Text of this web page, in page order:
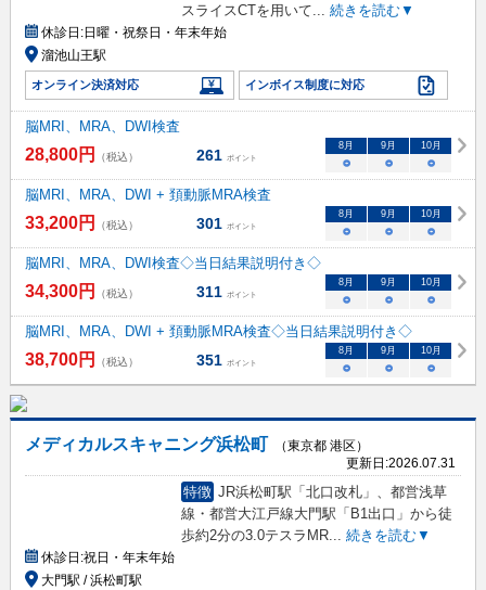
スライスCTを用いて
続きを読む▼
休診日:日曜・祝祭日・年末年始
溜池山王駅
オンライン決済対応 インボイス制度に対応
脳MRI、MRA、DWI検査
28,800円 （税込） 261 ポイント
8 月 9 月 10月
○ ○ ○
脳MRI、MRA、DWI + 頚動脈MRA検査
33,200円 （税込） 301 ポイント
8 月 9 月 10月
○ ○ ○
脳MRI、MRA、DWI検査◇当日結果説明付き◇
34,300円 （税込） 311 ポイント
8 月 9 月 10月
○ ○ ○
脳MRI、MRA、DWI + 頚動脈MRA検査◇当日結果説明付き◇
38,700円 （税込） 351 ポイント
8 月 9 月 10月
○ ○ ○
メディカルスキャニング浜松町
（東京都 港区）
更新日:2026.07.31
特徴 JR浜松町駅「北口改札」、都営浅草
線・都営大江戸線大門駅「B1出口」から徒
歩約2分の3.0テスラMR... 続きを読む▼
休診日:祝日・年末年始
大門駅 / 浜松町駅